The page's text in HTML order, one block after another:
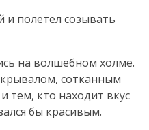
и полетел созывать
на волшебном холме.
сотканным
тем, кто находит вкус
бы красивым.